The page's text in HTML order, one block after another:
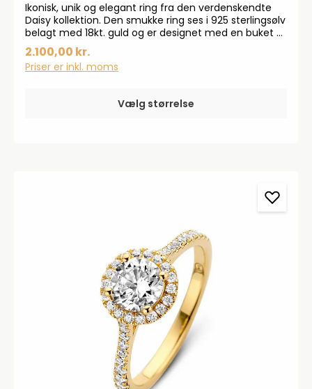
Ikonisk, unik og elegant ring fra den verdenskendte
Daisy kollektion. Den smukke ring ses i 925 sterlingsølv
belagt med 18kt. guld og er designet med en buket af
marguerit blomster som er håndmalet med hvid
emalje.
2.100,00 kr.
Priser er inkl. moms
Vælg størrelse